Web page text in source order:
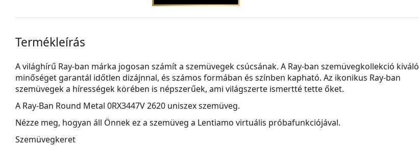
Termékleírás
A világhírű Ray-ban márka jogosan számít a szemüvegek csúcsának. A Ray-ban szemüvegkollekció kiváló
minőséget garantál időtlen dizájnnal, és számos formában és színben kapható. Az ikonikus Ray-ban
szemüvegek a hírességek körében is népszerűek, ami világszerte ismertté tette őket.
A Ray-Ban Round Metal 0RX3447V 2620 uniszex szemüveg.
Nézze meg, hogyan áll Önnek ez a szemüveg a Lentiamo virtuális próbafunkciójával.
Szemüvegkeret